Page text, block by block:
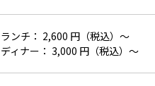
ランチ： 2,600 円（税込）～
ディナー： 3,000 円（税込）～